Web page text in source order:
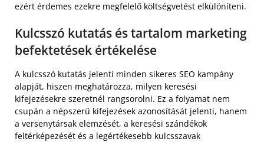
ezért érdemes ezekre megfelelő költségvetést elkülöníteni.
Kulcsszó kutatás és tartalom marketing
befektetések értékelése
A kulcsszó kutatás jelenti minden sikeres SEO kampány
alapját, hiszen meghatározza, milyen keresési
kifejezésekre szeretnél rangsorolni. Ez a folyamat nem
csupán a népszerű kifejezések azonosítását jelenti, hanem
a versenytársak elemzését, a keresési szándékok
feltérképezését és a legértékesebb kulcsszavak